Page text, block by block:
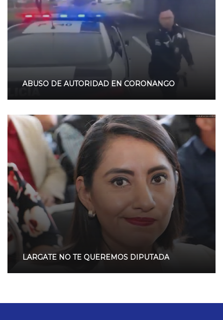
ABUSO DE AUTORIDAD EN CORONANGO
LARGATE NO TE QUEREMOS DIPUTADA